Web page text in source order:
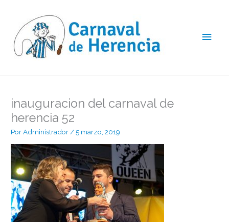
contenido
inauguracion del carnaval de
herencia 52
PorAdministrador/5 marzo, 2019